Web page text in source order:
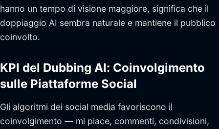
hanno un tempo di visione maggiore, significa che il
doppiaggio AI sembra naturale e mantiene il pubblico
coinvolto.
KPI del Dubbing AI: Coinvolgimento
sulle Piattaforme Social
Gli algoritmi dei social media favoriscono il
coinvolgimento — mi piace, commenti, condivisioni,